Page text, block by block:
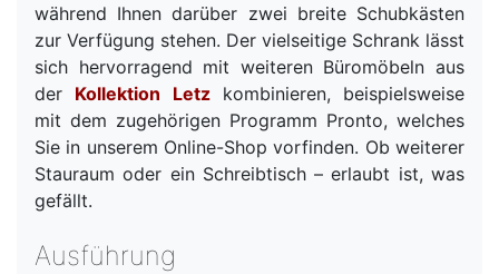
während Ihnen darüber zwei breite Schubkästen
zur Verfügung stehen. Der vielseitige Schrank lässt
sich hervorragend mit weiteren Büromöbeln aus
der Kollektion Letzkombinieren, beispielsweise
mit dem zugehörigen Programm Pronto, welches
Sie in unserem Online-Shop vorfinden. Ob weiterer
Stauraum oder ein Schreibtisch – erlaubt ist, was
gefällt.
Ausführung